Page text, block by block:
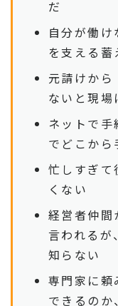
だ
自分が働
を支える蓄
元請けから
ないと現場
ネットで
でどこから
忙しすぎて
くない
経営者仲間
言われるが
知らない
専門家に頼
できるのか